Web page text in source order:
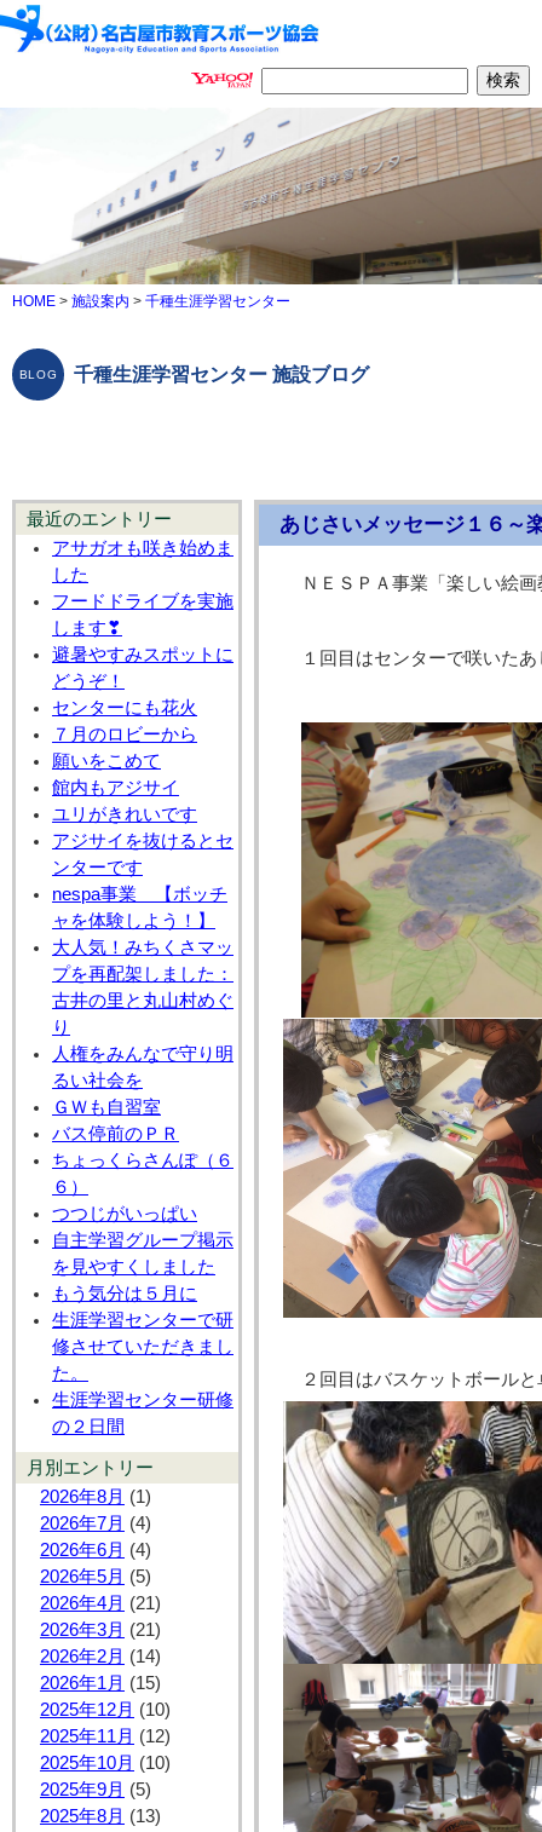
HOME > 施設案内 > 千種生涯学習センター
千種生涯学習センター 施設ブログ
最近のエントリー
アサガオも咲き始めま
した
フードドライブを実施
します❣
避暑やすみスポットに
どうぞ！
センターにも花火
７月のロビーから
願いをこめて
館内もアジサイ
ユリがきれいです
アジサイを抜けるとセ
ンターです
nespa事業 【ボッチ
ャを体験しよう！】
大人気！みちくさマッ
プを再配架しました：
古井の里と丸山村めぐ
り
人権をみんなで守り明
るい社会を
ＧＷも自習室
バス停前のＰＲ
ちょっくらさんぽ（６
６）
つつじがいっぱい
自主学習グループ掲示
を見やすくしました
もう気分は５月に
生涯学習センターで研
修させていただきまし
た。
生涯学習センター研修
の２日間
月別エントリー
2026年8月 (1)
2026年7月 (4)
2026年6月 (4)
2026年5月 (5)
2026年4月 (21)
2026年3月 (21)
2026年2月 (14)
2026年1月 (15)
2025年12月 (10)
2025年11月 (12)
2025年10月 (10)
2025年9月 (5)
2025年8月 (13)
あじさいメッセージ１６～
ＮＥＳＰＡ事業「楽しい絵
１回目はセンターで咲いた
２回目はバスケットボール